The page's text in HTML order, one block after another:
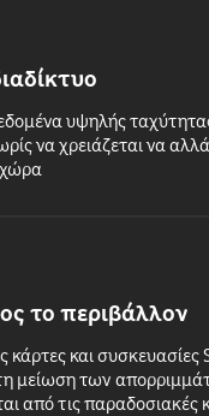
υψηλής
να χρειάζεται να
το περιβάλλον
κάρτες και συσκευασίες
μείωση των
από τις παραδοσιακές